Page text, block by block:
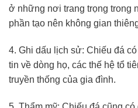
ở những nơi trang trọng trong
phần tạo nên không gian
4. Ghi dấu lịch sử: Chiếu đá
tin về dòng họ, các thế hệ tổ
truyền thống của gia đình.